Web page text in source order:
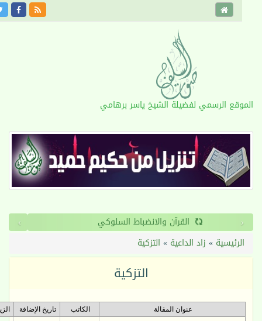
الرسمي لفضيلة الشيخ ياسر برهامي
القرآن والانضباط السلوكي
»زاد الداعية»التزكية
التزكية
عنوان المقالة تاريخ الإضافة الزيارات